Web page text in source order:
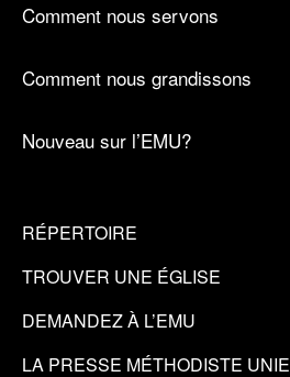
Comment nous servons
Comment nous grandissons
Nouveau sur l’EMU?
RÉPERTOIRE
TROUVER UNE ÉGLISE
DEMANDEZ À L’EMU
LA PRESSE MÉTHODISTE UNIE